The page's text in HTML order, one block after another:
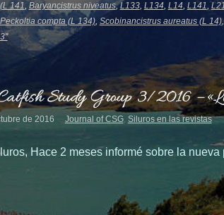
141, Baryancistrus niveatus,L133, L134, L14, L141,
Peckoltia compta (L 134), Scobinancistrus aureatus (L 14),
Study Group 3/2016 –
de 2016 Journal of CSG, Siluros en las revistas
Hace 2 meses informé sobre la